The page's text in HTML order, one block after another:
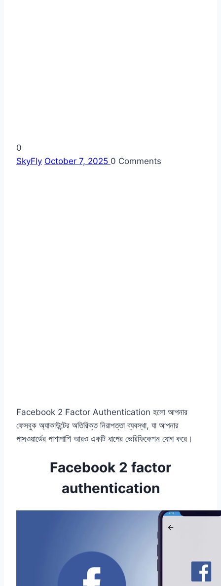
0
SkyFly October 7, 2025 0 Comments
Facebook 2 Factor Authentication হলো আপনার
ফেসবুক অ্যাকাউন্টের অতিরিক্ত নিরাপত্তা ব্যবস্থা, যা আপনার
পাসওয়ার্ডের পাশাপাশি আরও একটি ধাপের ভেরিফিকেশন যোগ করে।
Facebook 2 factor
authentication